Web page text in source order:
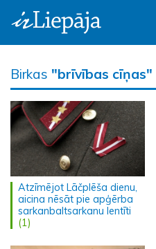
Birkas "brīvības cīņas"
Atzīmējot Lāčplēša dienu,
aicina nēsāt pie apģērba
sarkanbaltsarkanu lentīti
(1)